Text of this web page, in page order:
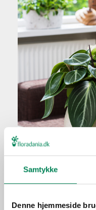
Samtykke
Denne hjemmeside
Plantefakta
Familie